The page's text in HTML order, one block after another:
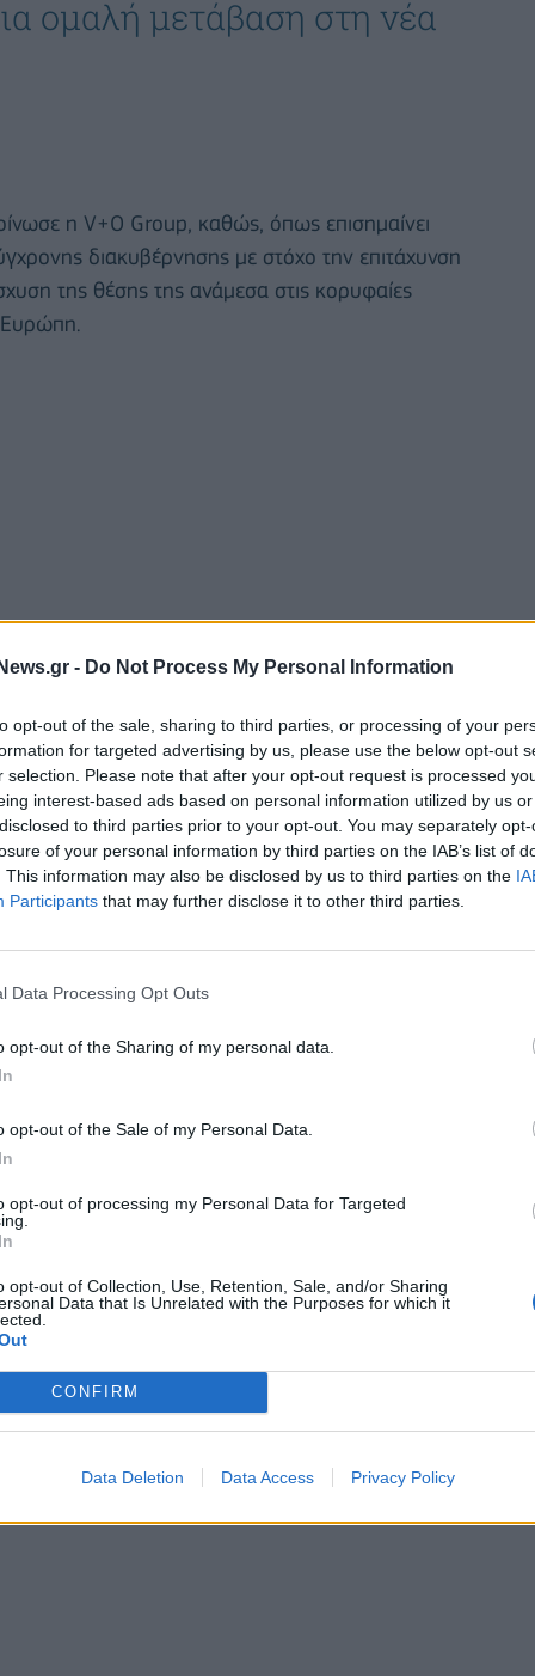
- Do Not Process My Personal Information
opt-out of the sale, sharing to third parties, or processing of your
for targeted advertising by us, please use the below opt-out
selection. Please note that after your opt-out request is processed
interest-based ads based on personal information utilized by us
to third parties prior to your opt-out. You may separately
of your personal information by third parties on the IAB’s list of
This information may also be disclosed by us to third parties on the
Participants that may further disclose it to other third parties.
Data Processing Opt Outs
opt-out of the Sharing of my personal data.
opt-out of the Sale of my Personal Data.
opt-out of processing my Personal Data for Targeted
opt-out of Collection, Use, Retention, Sale, and/or Sharing
Data that Is Unrelated with the Purposes for which it
CONFIRM
Data Deletion Data Access Privacy Policy
ομαλή μετάβαση στη νέα
η V+O Group, καθώς, όπως επισημαίνει
διακυβέρνησης με στόχο την επιτάχυνση
της θέσης της ανάμεσα στις κορυφαίες
Ευρώπη.
CEO, με ευθύνη για τις δραστηριότητες της V+O
Πρόεδρος του Διοικητικού Συμβουλίου, ενώ
Group, αναλαμβάνει Εκτελεστικός
μια ομαλή μετάβαση στη νέα δομή ηγεσίας.
ανάπτυξη και πρόοδο, αξιοποιώντας το βαθύ
των στελεχών της Ομάδας. Επιπλέον,
περαιτέρω τις δυνατότητες της SEC Newgate
δυναμικά στις συνεχώς εξελισσόμενες
στη στρατηγική επικοινωνία και ως
ρόλο στην ανάπτυξη της εταιρείας. Υπό
απόδοση και διεύρυνε την παρουσία της. Ως
φάση ανάπτυξής της.